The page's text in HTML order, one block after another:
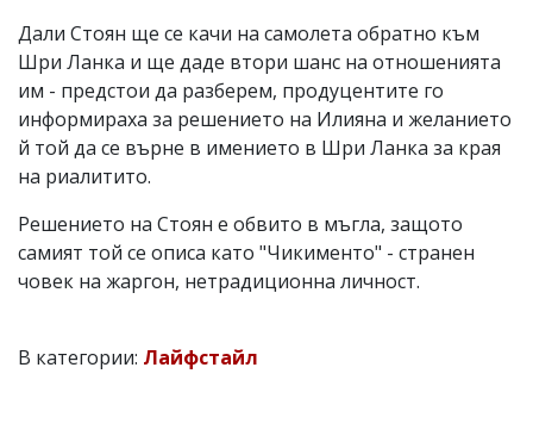
Дали Стоян ще се качи на самолета обратно към
Шри Ланка и ще даде втори шанс на отношенията
им - предстои да разберем, продуцентите го
информираха за решението на Илияна и желанието
й той да се върне в имението в Шри Ланка за края
на риалитито.
Решението на Стоян е обвито в мъгла, защото
самият той се описа като "Чикименто" - странен
човек на жаргон, нетрадиционна личност.
В категории: Лайфстайл